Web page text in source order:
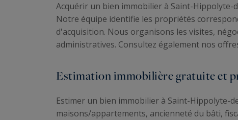
Acquérir un bien immobilier à Saint-
Notre équipe identifie les propriétés
d'acquisition. Nous organisons les visites,
administratives. Consultez également nos
Estimation immobilière gratuite et
Estimer un bien immobilier à Saint-Hippolyte-
maisons/appartements, ancienneté du bâti,